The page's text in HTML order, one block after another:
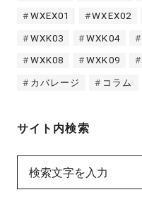
WXEX01 WXEX02
WXK03 WXK04
WXK08 WXK09
カバレージ コラム
サイト内検索